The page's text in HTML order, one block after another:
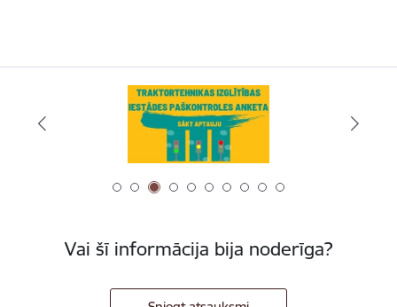
Vai šī informācija bija noderīga?